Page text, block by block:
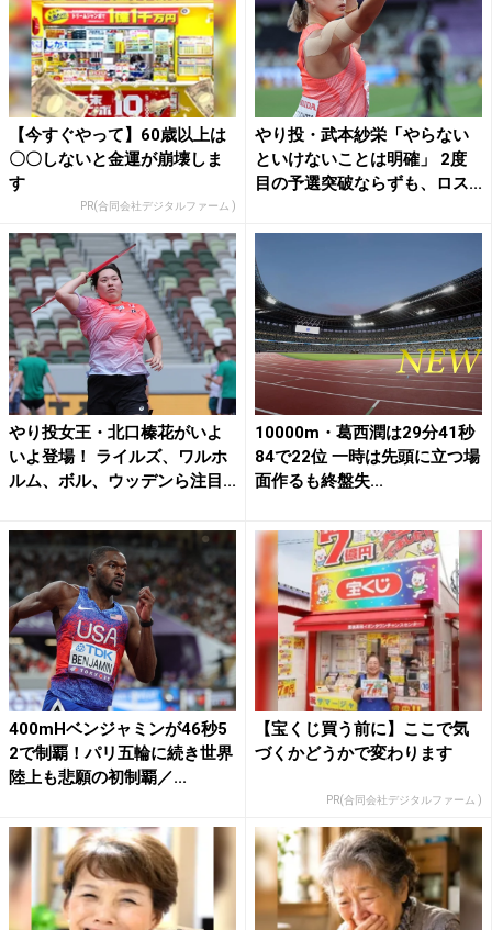
【今すぐやって】60歳以上は
〇〇しないと金運が崩壊しま
す
PR(合同会社デジタルファーム )
やり投・武本紗栄「やらない
といけないことは明確」 2度
目の予選突破ならずも、ロス...
やり投女王・北口榛花がいよ
いよ登場！ ライルズ、ワルホ
ルム、ボル、ウッデンら注目...
10000m・葛西潤は29分41秒
84で22位 一時は先頭に立つ場
面作るも終盤失...
400mHベンジャミンが46秒5
2で制覇！パリ五輪に続き世界
陸上も悲願の初制覇／...
【宝くじ買う前に】ここで気
づくかどうかで変わります
PR(合同会社デジタルファーム )